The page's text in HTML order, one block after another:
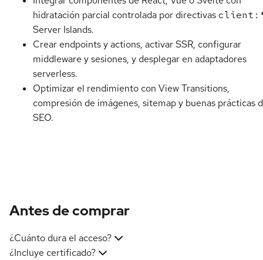
hidratación parcial controlada por directivas
Server Islands.
Crear endpoints y actions, activar SSR, configurar
middleware y sesiones, y desplegar en adaptadores
serverless.
Optimizar el rendimiento con View Transitions,
compresión de imágenes, sitemap y buenas prácticas
SEO.
Antes de comprar
¿Cuánto dura el acceso?
¿Incluye certificado?